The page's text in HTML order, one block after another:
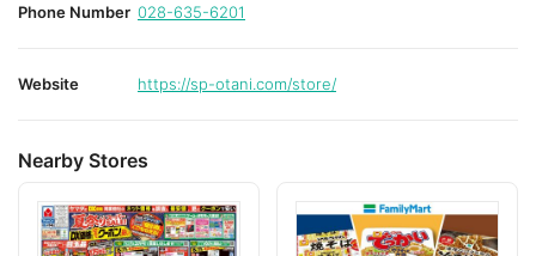
Phone Number 028-635-6201
Website https://sp-otani.com/store/
Nearby Stores